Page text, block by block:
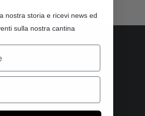
Valle)
nostra storia e ricevi news ed
sulla nostra cantina